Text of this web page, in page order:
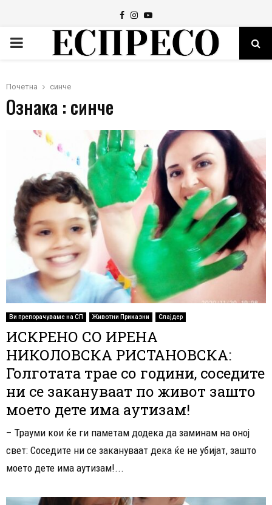
Facebook
Instagram
Youtube
PRIMARY
Почетна синче
Ознака : синче
Ви препорачуваме на СП Животни Приказни Слајдер
ИСКРЕНО СО ИРЕНА
НИКОЛОВСКА РИСТАНОВСКА:
Голготата трае со години, соседите
ни се закануваат по живот зашто
моето дете има аутизам!
– Трауми кои ќе ги паметам додека да заминам на оној
свет: Соседите ни се закануваат дека ќе не убијат, зашто
моето дете има аутизам!...